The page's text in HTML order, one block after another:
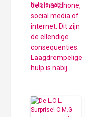
de smartphone,
social media of
internet. Dit zijn
de ellendige
consequenties.
Laagdrempelige
hulp is nabij